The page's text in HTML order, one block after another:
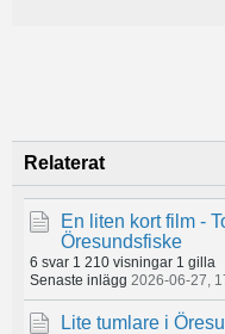
Relaterat
En liten kort film -
Öresundsfiske
6 svar 1 210 visningar 1 gilla
Senaste inlägg 2026-06-27,
Lite tumlare i